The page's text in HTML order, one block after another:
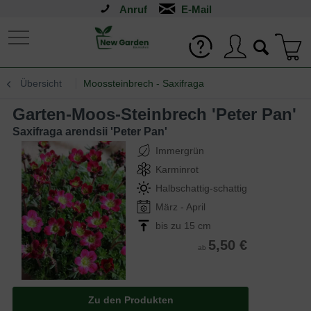
Anruf
Übersicht Moossteinbrech - Saxifraga
Garten-Moos-Steinbrech 'Peter Pan'
Saxifraga arendsii 'Peter Pan'
Immergrün
Karminrot
Halbschattig-schattig
März - April
bis zu 15 cm
ab 5,50 €
Zu den Produkten